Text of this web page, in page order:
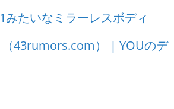
たいなミラーレスボディ
（43rumors.com） | YOUのデ